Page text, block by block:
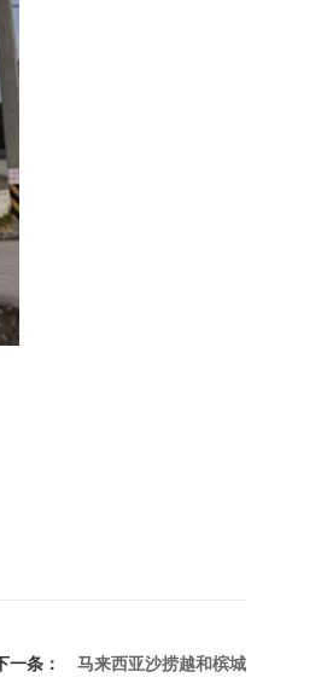
一条： 马来西亚沙捞越和槟城